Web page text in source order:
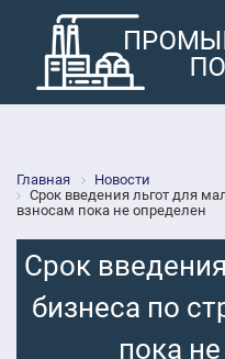
Главная
Новости
Срок введения льгот для
взносам пока не определен
Срок
бизнеса по
пока